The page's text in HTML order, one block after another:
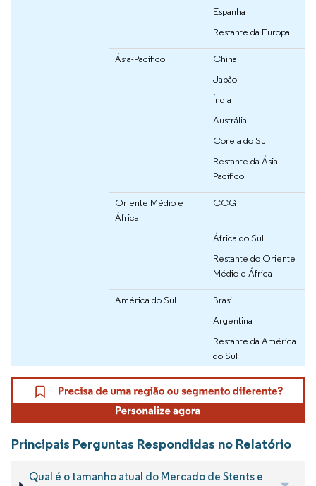
Espanha
Restante da Europa
Ásia-Pacífico
China
Japão
Índia
Austrália
Coreia do Sul
Restante da Ásia-
Pacífico
Oriente Médio e
África
CCG
África do Sul
Restante do Oriente
Médio e África
América do Sul
Brasil
Argentina
Restante da América
do Sul
Principais Perguntas Respondidas no Relatório
Qual é o tamanho atual do Mercado de Stents e